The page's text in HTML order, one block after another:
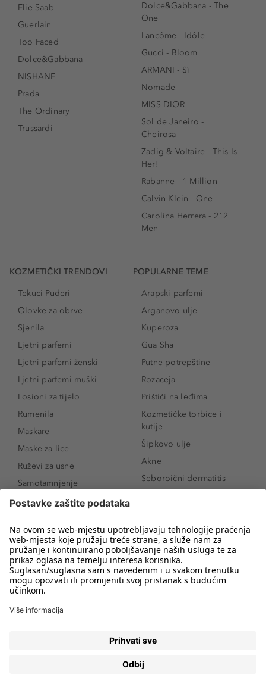
Elie Saab
Guerlain
Too Faced
Dolce&Gabbana
NISHANE
Prada
The Ordinary
Trussardi
Dolce&Gabbana - The
One
Lancôme - Idôle
Gucci - Bloom
ARMANI - Sì
Nomade
MISS DIOR
Sol de Janeiro -
Cheirosa
Zadig & Voltaire - This Is
Her!
Rabanne - 1 Million
Calvin Klein - One
Carolina Herrera - 212
Men
KOZMETIČKI TRENDOVI
Tekuci Puderi
Olovke za obrve
Sjenila
Ljetni parfemi
Ljetni parfemi ženski
Ljetni parfemi muški
Losioni za tijelo
Rumenila
Maskare
Maske za lice
Ruževi za usne
Samotamnjenje
Puderi
Proizvodi za obrve
Sunce i zaštita
Serumi za lice
Proizvodi za čišćenje lica
POPULARNE TEME
Arapski parfemi
Arganovo ulje
Kuperoza
Gua Sha
Putne potrepštine
Rozaceja
Prištići na leđima
Kozmetičke torbice i
kutije
Šipkovo ulje
Akne
Seboroični dermatitis
Novo
Koji mi parfem
odgovara?
Kako našminkati oči da
Kako ukloniti mitesere
Hijaluronska krema